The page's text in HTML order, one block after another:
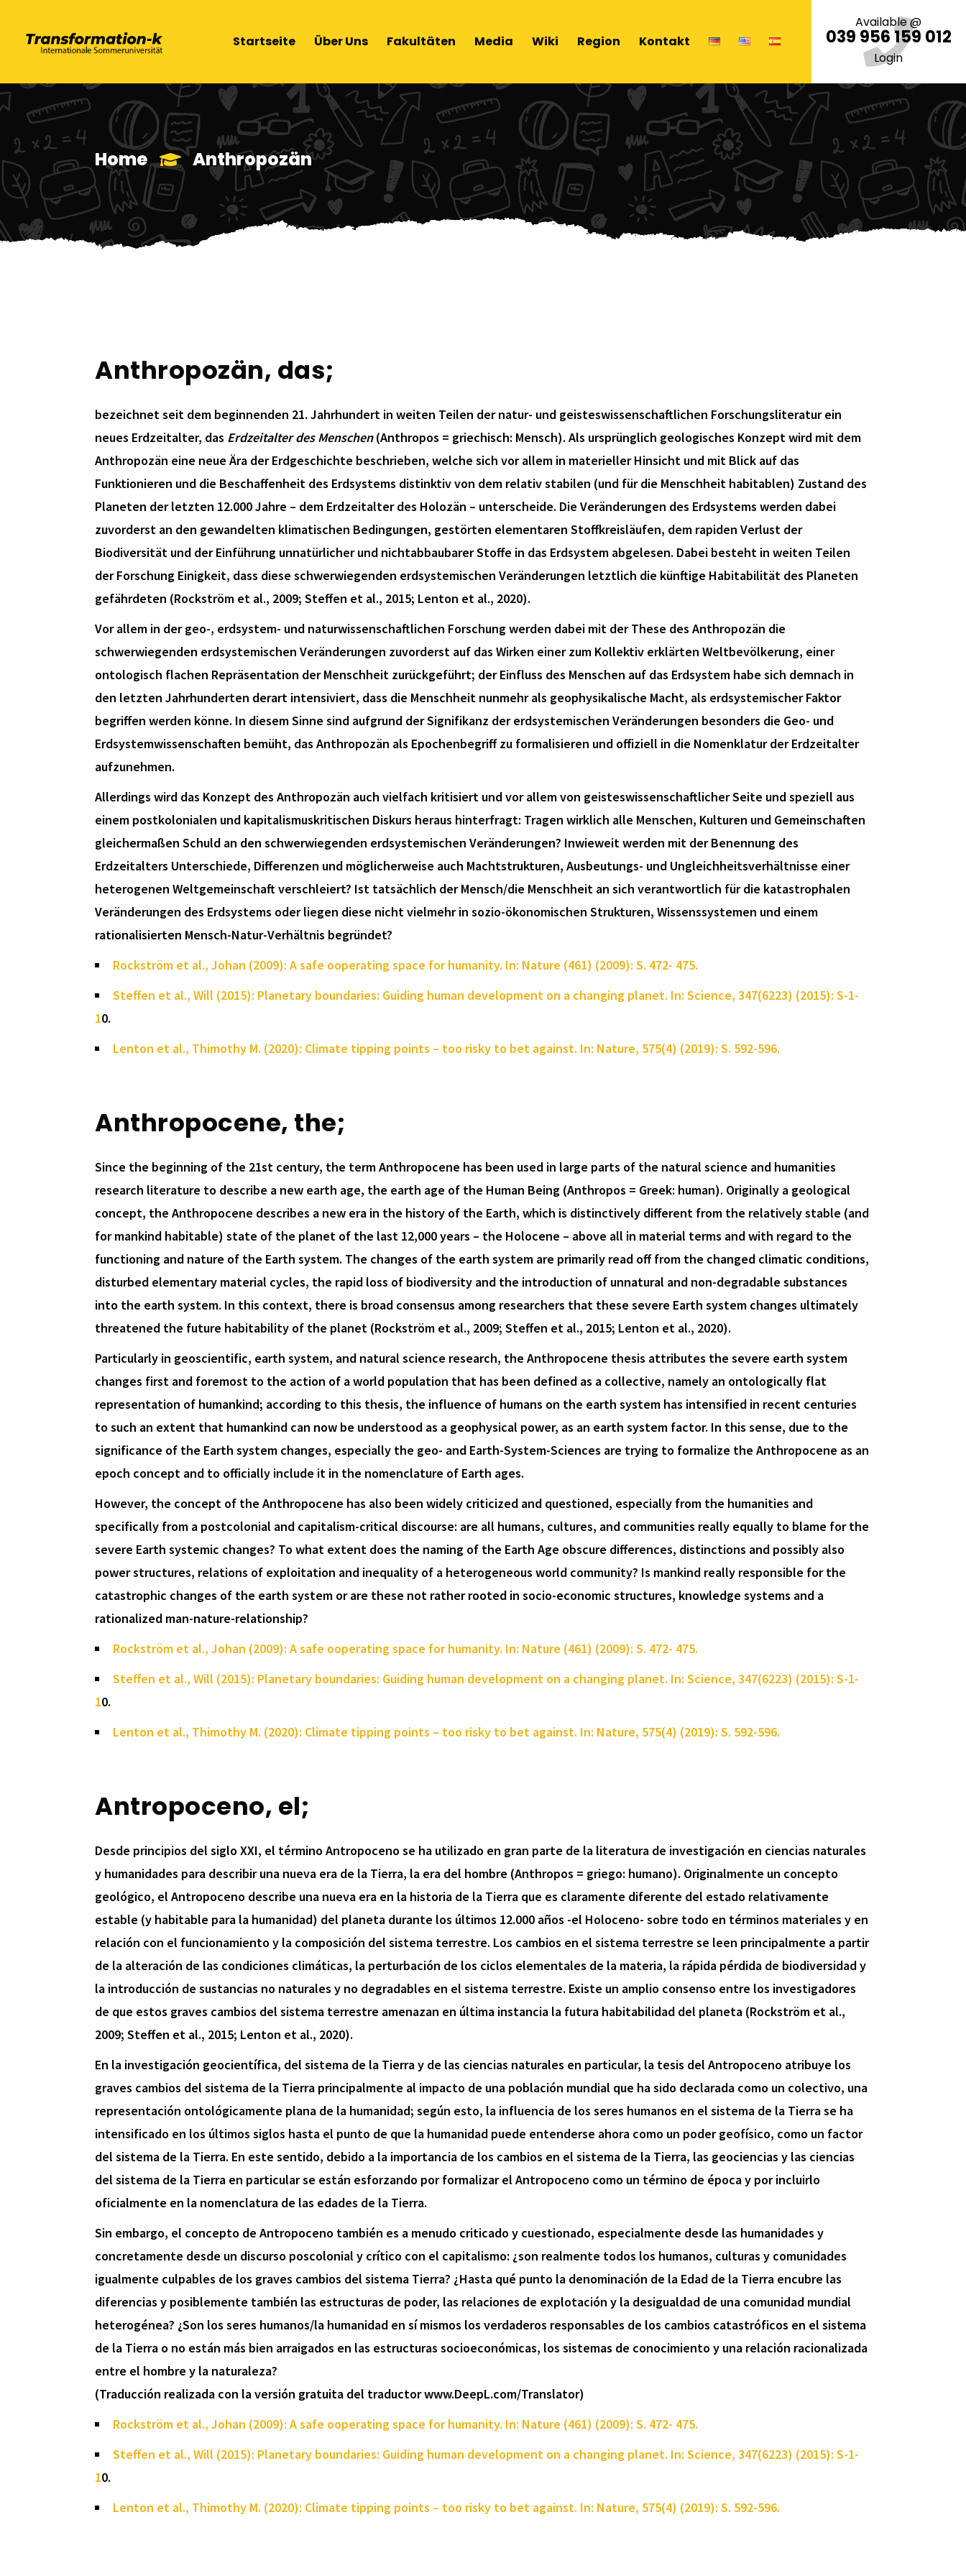
Startseite Über Uns Fakultäten Media Wiki Region Kontakt
Available @
039 956 159 012
Login
Home Anthropozän
Anthropozän, das;
bezeichnet seit dem beginnenden 21. Jahrhundert in weiten Teilen der natur- und geisteswissenschaftlichen Forschungsliteratur ein
neues Erdzeitalter, das Erdzeitalter des Menschen(Anthropos = griechisch: Mensch). Als ursprünglich geologisches Konzept wird mit dem
Anthropozän eine neue Ära der Erdgeschichte beschrieben, welche sich vor allem in materieller Hinsicht und mit Blick auf das
Funktionieren und die Beschaffenheit des Erdsystems distinktiv von dem relativ stabilen (und für die Menschheit habitablen) Zustand des
Planeten der letzten 12.000 Jahre – dem Erdzeitalter des Holozän – unterscheide. Die Veränderungen des Erdsystems werden dabei
zuvorderst an den gewandelten klimatischen Bedingungen, gestörten elementaren Stoffkreisläufen, dem rapiden Verlust der
Biodiversität und der Einführung unnatürlicher und nichtabbaubarer Stoffe in das Erdsystem abgelesen. Dabei besteht in weiten Teilen
der Forschung Einigkeit, dass diese schwerwiegenden erdsystemischen Veränderungen letztlich die künftige Habitabilität des Planeten
gefährdeten (Rockström et al., 2009; Steffen et al., 2015; Lenton et al., 2020).
Vor allem in der geo-, erdsystem- und naturwissenschaftlichen Forschung werden dabei mit der These des Anthropozän die
schwerwiegenden erdsystemischen Veränderungen zuvorderst auf das Wirken einer zum Kollektiv erklärten Weltbevölkerung, einer
ontologisch flachen Repräsentation der Menschheit zurückgeführt; der Einfluss des Menschen auf das Erdsystem habe sich demnach in
den letzten Jahrhunderten derart intensiviert, dass die Menschheit nunmehr als geophysikalische Macht, als erdsystemischer Faktor
begriffen werden könne. In diesem Sinne sind aufgrund der Signifikanz der erdsystemischen Veränderungen besonders die Geo- und
Erdsystemwissenschaften bemüht, das Anthropozän als Epochenbegriff zu formalisieren und offiziell in die Nomenklatur der Erdzeitalter
aufzunehmen.
Allerdings wird das Konzept des Anthropozän auch vielfach kritisiert und vor allem von geisteswissenschaftlicher Seite und speziell aus
einem postkolonialen und kapitalismuskritischen Diskurs heraus hinterfragt: Tragen wirklich alle Menschen, Kulturen und Gemeinschaften
gleichermaßen Schuld an den schwerwiegenden erdsystemischen Veränderungen? Inwieweit werden mit der Benennung des
Erdzeitalters Unterschiede, Differenzen und möglicherweise auch Machtstrukturen, Ausbeutungs- und Ungleichheitsverhältnisse einer
heterogenen Weltgemeinschaft verschleiert? Ist tatsächlich der Mensch/die Menschheit an sich verantwortlich für die katastrophalen
Veränderungen des Erdsystems oder liegen diese nicht vielmehr in sozio-ökonomischen Strukturen, Wissenssystemen und einem
rationalisierten Mensch-Natur-Verhältnis begründet?
Rockström et al., Johan (2009): A safe ooperating space for humanity. In: Nature (461) (2009): S. 472- 475.
Steffen et al., Will (2015): Planetary boundaries: Guiding human development on a changing planet. In: Science, 347(6223) (2015): S-1-
10.
Lenton et al., Thimothy M. (2020): Climate tipping points – too risky to bet against. In: Nature, 575(4) (2019): S. 592-596.
Anthropocene, the;
Since the beginning of the 21st century, the term Anthropocene has been used in large parts of the natural science and humanities
research literature to describe a new earth age, the earth age of the Human Being (Anthropos = Greek: human). Originally a geological
concept, the Anthropocene describes a new era in the history of the Earth, which is distinctively different from the relatively stable (and
for mankind habitable) state of the planet of the last 12,000 years – the Holocene – above all in material terms and with regard to the
functioning and nature of the Earth system. The changes of the earth system are primarily read off from the changed climatic conditions,
disturbed elementary material cycles, the rapid loss of biodiversity and the introduction of unnatural and non-degradable substances
into the earth system. In this context, there is broad consensus among researchers that these severe Earth system changes ultimately
threatened the future habitability of the planet (Rockström et al., 2009; Steffen et al., 2015; Lenton et al., 2020).
Particularly in geoscientific, earth system, and natural science research, the Anthropocene thesis attributes the severe earth system
changes first and foremost to the action of a world population that has been defined as a collective, namely an ontologically flat
representation of humankind; according to this thesis, the influence of humans on the earth system has intensified in recent centuries
to such an extent that humankind can now be understood as a geophysical power, as an earth system factor. In this sense, due to the
significance of the Earth system changes, especially the geo- and Earth-System-Sciences are trying to formalize the Anthropocene as an
epoch concept and to officially include it in the nomenclature of Earth ages.
However, the concept of the Anthropocene has also been widely criticized and questioned, especially from the humanities and
specifically from a postcolonial and capitalism-critical discourse: are all humans, cultures, and communities really equally to blame for the
severe Earth systemic changes? To what extent does the naming of the Earth Age obscure differences, distinctions and possibly also
power structures, relations of exploitation and inequality of a heterogeneous world community? Is mankind really responsible for the
catastrophic changes of the earth system or are these not rather rooted in socio-economic structures, knowledge systems and a
rationalized man-nature-relationship?
Rockström et al., Johan (2009): A safe ooperating space for humanity. In: Nature (461) (2009): S. 472- 475.
Steffen et al., Will (2015): Planetary boundaries: Guiding human development on a changing planet. In: Science, 347(6223) (2015): S-1-
10.
Lenton et al., Thimothy M. (2020): Climate tipping points – too risky to bet against. In: Nature, 575(4) (2019): S. 592-596.
Antropoceno, el;
Desde principios del siglo XXI, el término Antropoceno se ha utilizado en gran parte de la literatura de investigación en ciencias naturales
y humanidades para describir una nueva era de la Tierra, la era del hombre (Anthropos = griego: humano). Originalmente un concepto
geológico, el Antropoceno describe una nueva era en la historia de la Tierra que es claramente diferente del estado relativamente
estable (y habitable para la humanidad) del planeta durante los últimos 12.000 años -el Holoceno- sobre todo en términos materiales y en
relación con el funcionamiento y la composición del sistema terrestre. Los cambios en el sistema terrestre se leen principalmente a partir
de la alteración de las condiciones climáticas, la perturbación de los ciclos elementales de la materia, la rápida pérdida de biodiversidad y
la introducción de sustancias no naturales y no degradables en el sistema terrestre. Existe un amplio consenso entre los investigadores
de que estos graves cambios del sistema terrestre amenazan en última instancia la futura habitabilidad del planeta (Rockström et al.,
2009; Steffen et al., 2015; Lenton et al., 2020).
En la investigación geocientífica, del sistema de la Tierra y de las ciencias naturales en particular, la tesis del Antropoceno atribuye los
graves cambios del sistema de la Tierra principalmente al impacto de una población mundial que ha sido declarada como un colectivo, una
representación ontológicamente plana de la humanidad; según esto, la influencia de los seres humanos en el sistema de la Tierra se ha
intensificado en los últimos siglos hasta el punto de que la humanidad puede entenderse ahora como un poder geofísico, como un factor
del sistema de la Tierra. En este sentido, debido a la importancia de los cambios en el sistema de la Tierra, las geociencias y las ciencias
del sistema de la Tierra en particular se están esforzando por formalizar el Antropoceno como un término de época y por incluirlo
oficialmente en la nomenclatura de las edades de la Tierra.
Sin embargo, el concepto de Antropoceno también es a menudo criticado y cuestionado, especialmente desde las humanidades y
concretamente desde un discurso poscolonial y crítico con el capitalismo: ¿son realmente todos los humanos, culturas y comunidades
igualmente culpables de los graves cambios del sistema Tierra? ¿Hasta qué punto la denominación de la Edad de la Tierra encubre las
diferencias y posiblemente también las estructuras de poder, las relaciones de explotación y la desigualdad de una comunidad mundial
heterogénea? ¿Son los seres humanos/la humanidad en sí mismos los verdaderos responsables de los cambios catastróficos en el sistema
de la Tierra o no están más bien arraigados en las estructuras socioeconómicas, los sistemas de conocimiento y una relación racionalizada
entre el hombre y la naturaleza?
(Traducción realizada con la versión gratuita del traductor www.DeepL.com/Translator)
Rockström et al., Johan (2009): A safe ooperating space for humanity. In: Nature (461) (2009): S. 472- 475.
Steffen et al., Will (2015): Planetary boundaries: Guiding human development on a changing planet. In: Science, 347(6223) (2015): S-1-
10.
Lenton et al., Thimothy M. (2020): Climate tipping points – too risky to bet against. In: Nature, 575(4) (2019): S. 592-596.